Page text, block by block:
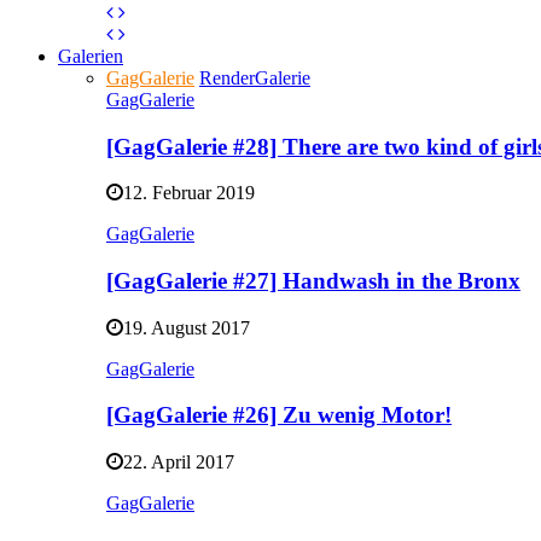
Galerien
GagGalerie RenderGalerie
GagGalerie
[GagGalerie #28] There are two kind of
12. Februar 2019
GagGalerie
[GagGalerie #27] Handwash in the Bronx
19. August 2017
GagGalerie
[GagGalerie #26] Zu wenig Motor!
22. April 2017
GagGalerie